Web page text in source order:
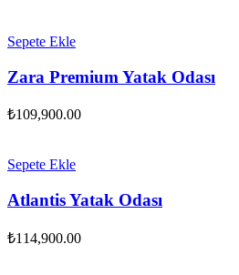
Sepete Ekle
Zara Premium Yatak Odası
₺109,900.00
Sepete Ekle
Atlantis Yatak Odası
₺114,900.00